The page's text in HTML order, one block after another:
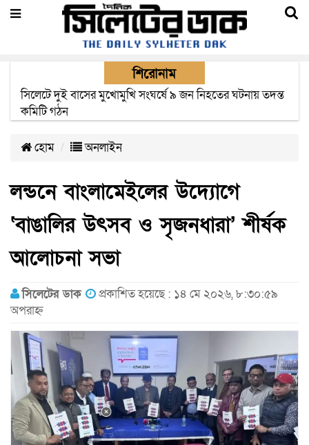
শিরোনাম
সিলেটে সড়ক দুর্ঘটনায় নিহতদের পরিবার পাচ্ছে ৫ লাখ টাকা করে
সরকারি অনুদান
হোম অনলাইন
লন্ডনে বাংলামেইলের উদ্যোগে
‘বাঙালির উৎসব ও সৃজনধারা’ শীর্ষক
আলোচনা সভা
সিলেটের ডাক
প্রকাশিত হয়েছে : ১৪ মে ২০২৬, ৮:৩০:৫৯
অপরাহ্ন